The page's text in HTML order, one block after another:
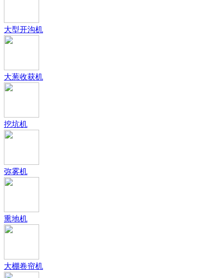
大型开沟机
大葱收获机
挖坑机
弥雾机
熏地机
大棚卷帘机